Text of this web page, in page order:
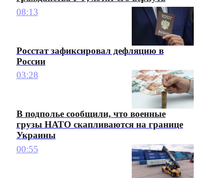
08:13
Росстат зафиксировал дефляцию в
России
03:28
В подполье сообщили, что военные
грузы НАТО скапливаются на границе
Украины
00:55